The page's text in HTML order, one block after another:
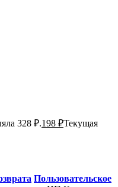
328 ₽.198 ₽Текущая
Пользовательское